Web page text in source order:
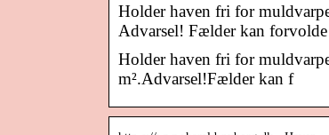
Holder haven fri for
Advarsel! Fælder kan forvolde
Holder haven fri for
m².Advarsel!Fælder kan f